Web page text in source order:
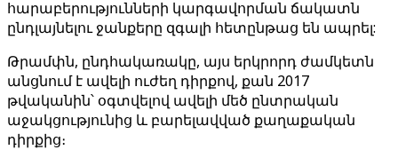
հարաբերությունների կարգավորման ճակատն
ընդլայնելու ջանքերը զգալի հետընթաց են ապրել:
Թրամփն, ընդհակառակը, այս երկրորդ ժամկետն
անցնում է ավելի ուժեղ դիրքով, քան 2017
թվականին՝ օգտվելով ավելի մեծ ընտրական
աջակցությունից և բարելավված քաղաքական
դիրքից։